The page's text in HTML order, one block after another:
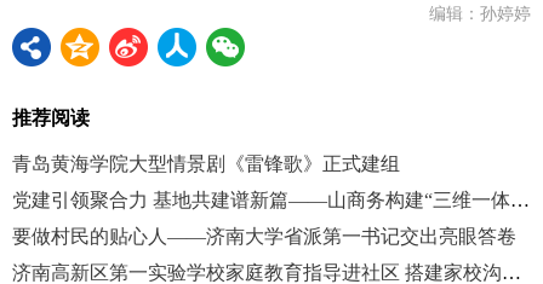
编辑：孙婷婷
推荐阅读
青岛黄海学院大型情景剧《雷锋歌》正式建组
党建引领聚合力 基地共建谱新篇——山商务构建“三维一体”实践育人新格局
要做村民的贴心人——济南大学省派第一书记交出亮眼答卷
济南高新区第一实验学校家庭教育指导进社区 搭建家校沟通桥梁